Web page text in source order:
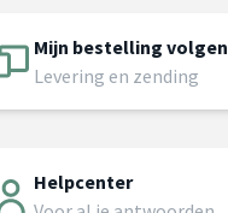
Mijn bestelling volgen
Levering en zending
Helpcenter